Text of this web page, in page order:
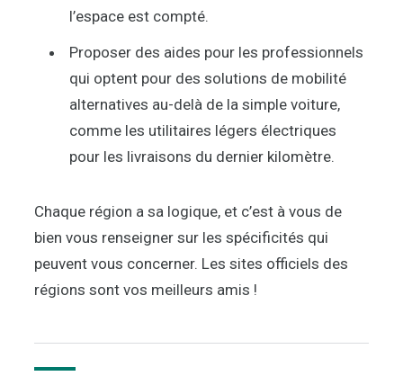
l’espace est compté.
Proposer des aides pour les professionnels
qui optent pour des solutions de mobilité
alternatives au-delà de la simple voiture,
comme les utilitaires légers électriques
pour les livraisons du dernier kilomètre.
Chaque région a sa logique, et c’est à vous de
bien vous renseigner sur les spécificités qui
peuvent vous concerner. Les sites officiels des
régions sont vos meilleurs amis !